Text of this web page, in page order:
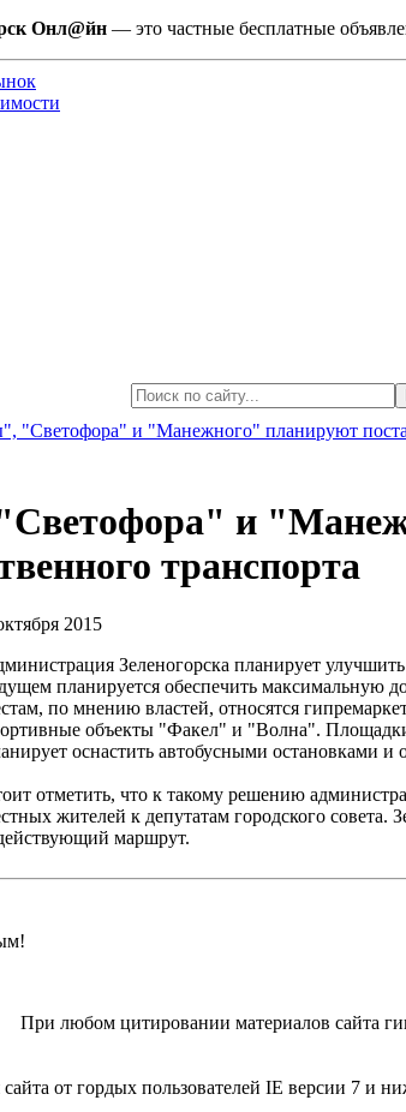
Онл@йн — это частные бесплатные
"Светофора" и "Манежного" планируют
и
транспорта
2015
Зеленогорска планирует
планируется обеспечить максимальную
по мнению властей, относятся
объекты "Факел" и "Волна".
оснастить автобусными остановками
отметить, что к такому решению
жителей к депутатам городского совета.
маршрут.
При любом цитировании материалов сайта
от гордых пользователей IE версии 7 и